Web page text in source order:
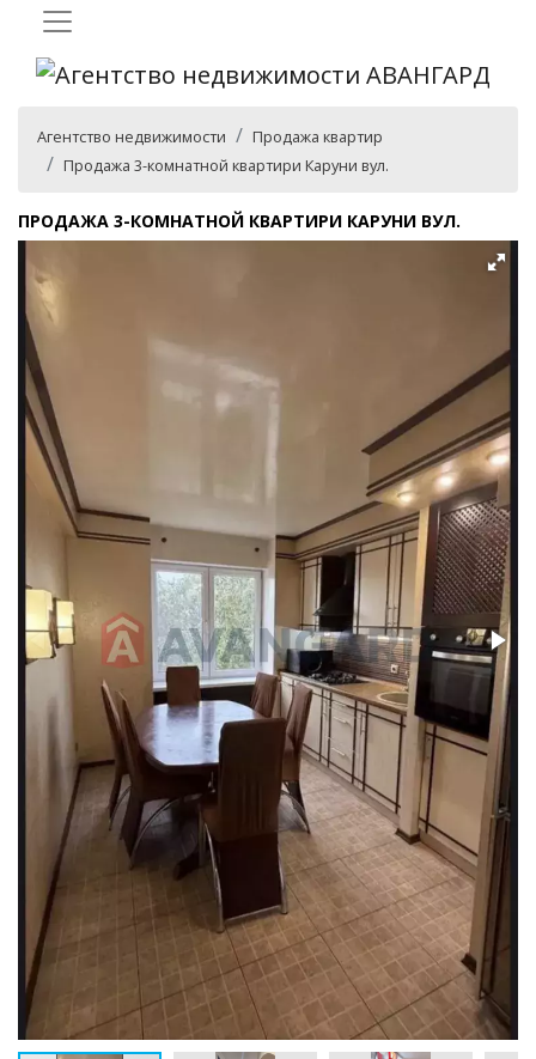
Агентство недвижимости
Продажа квартир
Продажа 3-комнатной квартири Каруни вул.
ПРОДАЖА 3-КОМНАТНОЙ КВАРТИРИ КАРУНИ ВУЛ.